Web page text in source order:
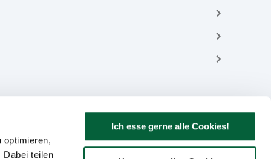
optimieren,
Dabei teilen
Ich esse gerne alle Cookies!